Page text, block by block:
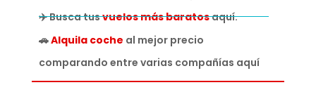
✈️ Busca tusvuelos más baratosaquí.
🚗Alquila coche al mejor precio
comparando entre varias compañías aquí